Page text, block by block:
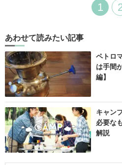
1
あわせて読みたい記事
ペトロ
は手間
編】
キャン
必要な
解説